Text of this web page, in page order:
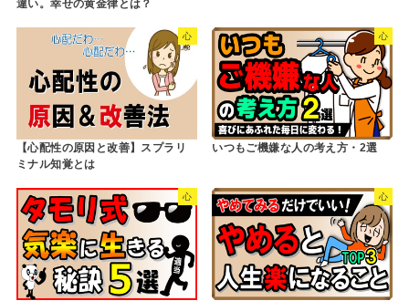
違い。幸せの黄金律とは？
心
【心配性の原因と改善】スプラリ
ミナル知覚とは
心
いつもご機嫌な人の考え方・2選
心 心